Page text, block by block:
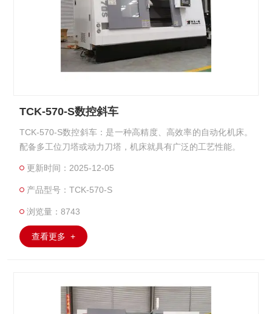
TCK-570-S数控斜车
TCK-570-S数控斜车：是一种高精度、高效率的自动化机床。
配备多工位刀塔或动力刀塔，机床就具有广泛的工艺性能。
更新时间：2025-12-05
产品型号：TCK-570-S
浏览量：8743
查看更多 +